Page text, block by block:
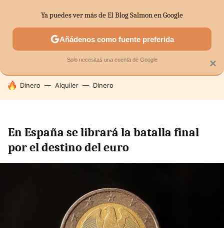
SECTORES ECONOMÍA DOMÉSTICA MERCADOS
HOY SE HABLA DE
Dinero Alquiler Dinero
En España se librará la batalla final
por el destino del euro
×
Ya puedes ver más de El Blog Salmon en Google
Añádenos como fuente preferida
Solo necesitas una cuenta de Google